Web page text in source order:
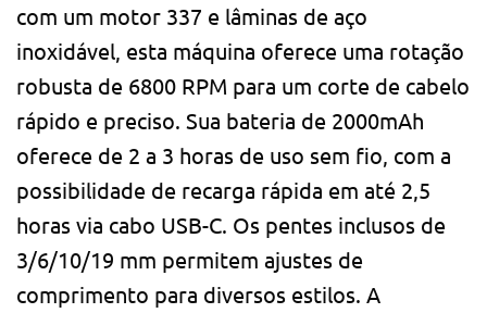
com um motor 337 e lâminas de aço
inoxidável, esta máquina oferece uma rotação
robusta de 6800 RPM para um corte de cabelo
rápido e preciso. Sua bateria de 2000mAh
oferece de 2 a 3 horas de uso sem fio, com a
possibilidade de recarga rápida em até 2,5
horas via cabo USB-C. Os pentes inclusos de
3/6/10/19 mm permitem ajustes de
comprimento para diversos estilos. A